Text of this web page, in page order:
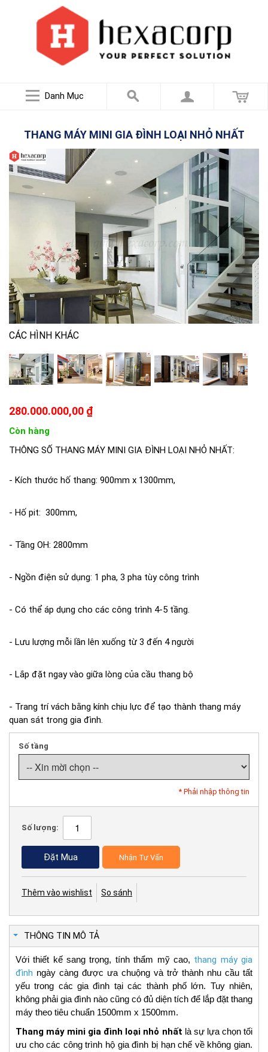
Danh Mục
THANG MÁY MINI GIA ĐÌNH LOẠI NHỎ NHẤT
CÁC HÌNH KHÁC
280.000.000,00 ₫
Còn hàng
THÔNG SỐ THANG MÁY MINI GIA ĐÌNH LOẠI NHỎ NHẤT:
- Kích thước hố thang: 900mm x 1300mm,
- Hố pit: 300mm,
- Tầng OH: 2800mm
- Ngồn điện sử dụng: 1 pha, 3 pha tùy công trình
- Có thể áp dụng cho các công trình 4-5 tầng.
- Lưu lượng mỗi lần lên xuống từ 3 đến 4 người
- Lắp đặt ngay vào giữa lòng của cầu thang bộ
- Trang trí vách bằng kính chịu lực để tạo thành thang máy
quan sát trong gia đình.
Số tầng
* Phải nhập thông tin
Số lượng:
Đặt Mua Nhận Tư Vấn
Thêm vào wishlist So sánh
THÔNG TIN MÔ TẢ
Với thiết kế sang trọng, tính thẩm mỹ cao, thang máy gia
đình ngày càng được ưa chuộng và trở thành nhu cầu tất
yếu trong các gia đình tại các thành phố lớn. Tuy nhiên,
không phải gia đình nào cũng có đủ diện tích để lắp đặt thang
máy theo tiêu chuẩn 1500mm x 1500mm.
Thang máy mini gia đình loại nhỏ nhất là sự lựa chọn tối
ưu cho các công trình hộ gia đình bị hạn chế về không gian.